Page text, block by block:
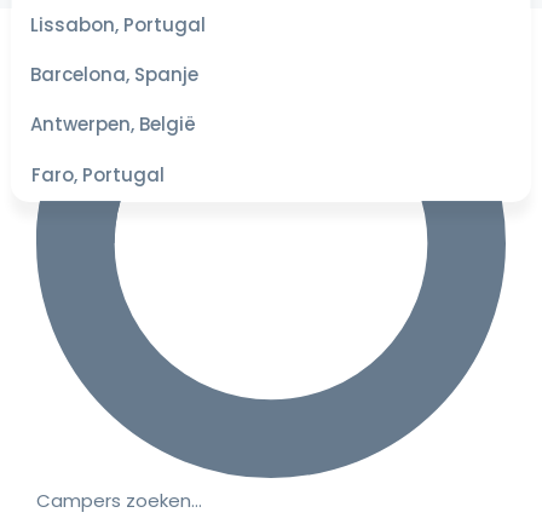
Lissabon, Portugal
Barcelona, Spanje
Antwerpen, België
Faro, Portugal
datum
scherpste
Campers zoeken…